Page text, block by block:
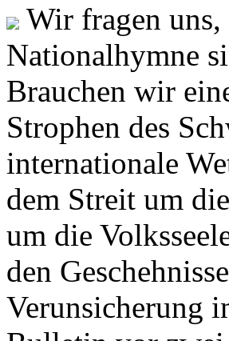
Wir fragen
Nationalhymne
Brauchen wir
Strophen des
internationale
dem Streit um
um die
den
Verunsicherung